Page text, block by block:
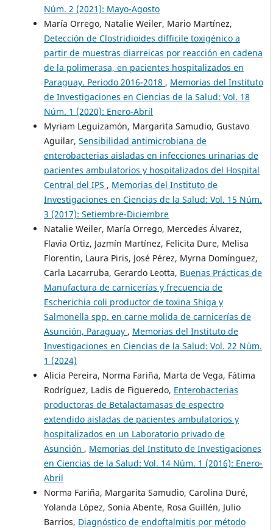
Núm. 2 (2021): Mayo-Agosto
María Orrego, Natalie Weiler, Mario Martínez,
Detección de Clostridioides difficile toxigénico a
partir de muestras diarreicas por reacción en cadena
de la polimerasa, en pacientes hospitalizados en
Paraguay. Periodo 2016-2018 , Memorias del Instituto
de Investigaciones en Ciencias de la Salud: Vol. 18
Núm. 1 (2020): Enero-Abril
Myriam Leguizamón, Margarita Samudio, Gustavo
Aguilar, Sensibilidad antimicrobiana de
enterobacterias aisladas en infecciones urinarias de
pacientes ambulatorios y hospitalizados del Hospital
Central del IPS , Memorias del Instituto de
Investigaciones en Ciencias de la Salud: Vol. 15 Núm.
3 (2017): Setiembre-Diciembre
Natalie Weiler, María Orrego, Mercedes Álvarez,
Flavia Ortiz, Jazmín Martínez, Felicita Dure, Melisa
Florentin, Laura Piris, José Pérez, Myrna Domínguez,
Carla Lacarruba, Gerardo Leotta, Buenas Prácticas de
Manufactura de carnicerías y frecuencia de
Escherichia coli productor de toxina Shiga y
Salmonella spp. en carne molida de carnicerías de
Asunción, Paraguay , Memorias del Instituto de
Investigaciones en Ciencias de la Salud: Vol. 22 Núm.
1 (2024)
Alicia Pereira, Norma Fariña, Marta de Vega, Fátima
Rodríguez, Ladis de Figueredo, Enterobacterias
productoras de Betalactamasas de espectro
extendido aisladas de pacientes ambulatorios y
hospitalizados en un Laboratorio privado de
Asunción , Memorias del Instituto de Investigaciones
en Ciencias de la Salud: Vol. 14 Núm. 1 (2016): Enero-
Abril
Norma Fariña, Margarita Samudio, Carolina Duré,
Yolanda López, Sonia Abente, Rosa Guillén, Julio
Barrios, Diagnóstico de endoftalmitis por método